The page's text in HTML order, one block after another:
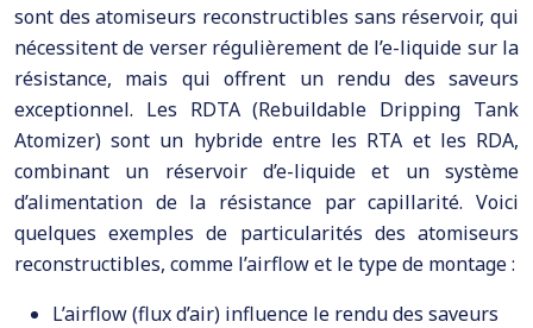
sont des atomiseurs reconstructibles sans réservoir, qui
nécessitent de verser régulièrement de l’e-liquide sur la
résistance, mais qui offrent un rendu des saveurs
exceptionnel. Les RDTA (Rebuildable Dripping Tank
Atomizer) sont un hybride entre les RTA et les RDA,
combinant un réservoir d’e-liquide et un système
d’alimentation de la résistance par capillarité. Voici
quelques exemples de particularités des atomiseurs
reconstructibles, comme l’airflow et le type de montage :
L’airflow (flux d’air) influence le rendu des saveurs